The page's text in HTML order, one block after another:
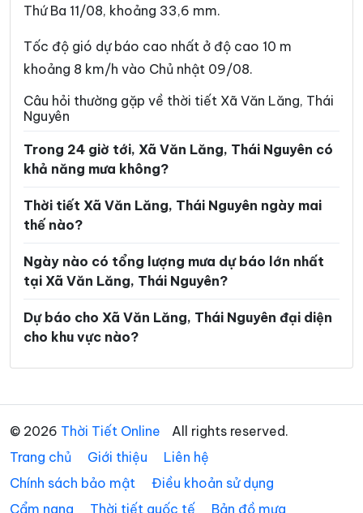
Xã Kim Phượng Xã La Bằng
Xã La Hiên Xã Lam Vỹ
Xã Nà Phặc Xã Na Rì
Xã Nam Cường Xã Nam Hòa
Xã Nghiên Loan
Xã Phong Quang Xã Phú Bình
Xã Phú Đình
Xã Phú Lương Xã Phú Thịnh
Xã Phủ Thông Xã Phú Xuyên
Xã Phúc Lộc Xã Phượng Tiến
Xã Tân Cương Xã Tân Khánh
Xã Tân Kỳ Xã Tân Thành
Xã Thần Sa Xã Thành Công
Thứ Ba 11/08, khoảng 33,6 mm.
Tốc độ gió dự báo cao nhất ở độ cao 10 m
khoảng 8 km/h vào Chủ nhật 09/08.
Câu hỏi thường gặp về thời tiết Xã Văn Lăng, Thái
Nguyên
Trong 24 giờ tới, Xã Văn Lăng, Thái Nguyên có
khả năng mưa không?
Thời tiết Xã Văn Lăng, Thái Nguyên ngày mai
thế nào?
Ngày nào có tổng lượng mưa dự báo lớn nhất
tại Xã Văn Lăng, Thái Nguyên?
Dự báo cho Xã Văn Lăng, Thái Nguyên đại diện
cho khu vực nào?
© 2026 Thời Tiết Online
All rights reserved.
Trang chủ
Giới thiệu
Liên hệ
Chính sách bảo mật
Điều khoản sử dụng
Cẩm nang
Thời tiết quốc tế Bản đồ mưa